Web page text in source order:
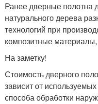
Ранее дверные полотна
натурального дерева
технологий при
композитные
На заметку!
Стоимость дверного
зависит от
способа обработки